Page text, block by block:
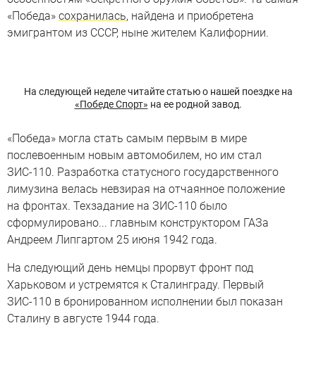
«Победа» сохранилась, найдена и приобретена
эмигрантом из СССР, ныне жителем Калифорнии.
На следующей неделе читайте статью о нашей поездке на
«Победе Спорт» на ее родной завод.
«Победа» могла стать самым первым в мире
послевоенным новым автомобилем, но им стал
ЗИС-110. Разработка статусного государственного
лимузина велась невзирая на отчаянное положение
на фронтах. Техзадание на ЗИС-110 было
сформулировано... главным конструктором ГАЗа
Андреем Липгартом 25 июня 1942 года.
На следующий день немцы прорвут фронт под
Харьковом и устремятся к Сталинграду. Первый
ЗИС-110 в бронированном исполнении был показан
Сталину в августе 1944 года.